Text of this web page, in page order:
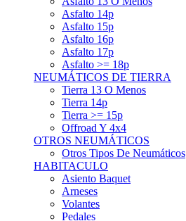
Asfalto 14p
Asfalto 15p
Asfalto 16p
Asfalto 17p
Asfalto >= 18p
NEUMÁTICOS DE TIERRA
Tierra 13 O Menos
Tierra 14p
Tierra >= 15p
Offroad Y 4x4
OTROS NEUMÁTICOS
Otros Tipos De Neumáticos
HABITACULO
Asiento Baquet
Arneses
Volantes
Pedales